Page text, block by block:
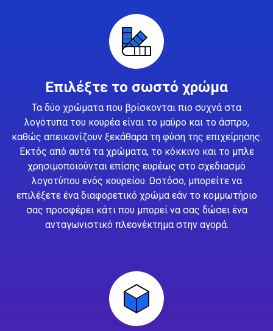
Επιλέξτε το σωστό χρώμα
Τα δύο χρώματα που βρίσκονται πιο συχνά στα
λογότυπα του κουρέα είναι το μαύρο και το άσπρο,
καθώς απεικονίζουν ξεκάθαρα τη φύση της επιχείρησης.
Εκτός από αυτά τα χρώματα, το κόκκινο και το μπλε
χρησιμοποιούνται επίσης ευρέως στο σχεδιασμό
λογοτύπου ενός κουρείου. Ωστόσο, μπορείτε να
επιλέξετε ένα διαφορετικό χρώμα εάν το κομμωτήριο
σας προσφέρει κάτι που μπορεί να σας δώσει ένα
ανταγωνιστικό πλεονέκτημα στην αγορά.